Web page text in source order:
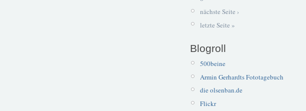
nächste Seite ›
letzte Seite »
Blogroll
500beine
Armin Gerhardts Fototagebuch
die olsenban.de
Flickr